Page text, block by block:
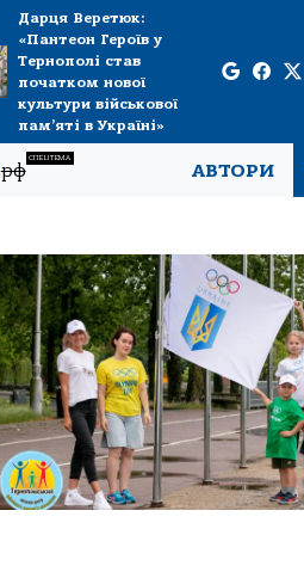
Дарця Веретюк:
«Пантеон Героїв у
Тернополі став
початком нової
культури військової
пам’яті в Україні»
рф
СПЕЦТЕМА
АВТОРИ